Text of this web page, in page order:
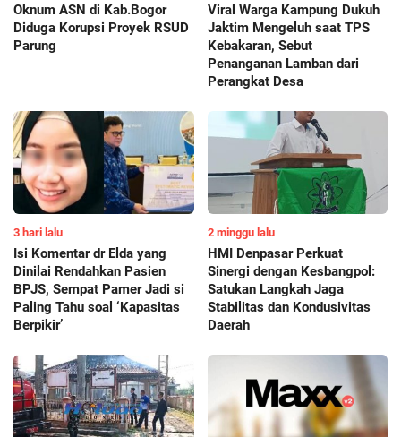
Oknum ASN di Kab.Bogor
Diduga Korupsi Proyek RSUD
Parung
Viral Warga Kampung Dukuh
Jaktim Mengeluh saat TPS
Kebakaran, Sebut
Penanganan Lamban dari
Perangkat Desa
3 hari lalu
Isi Komentar dr Elda yang
Dinilai Rendahkan Pasien
BPJS, Sempat Pamer Jadi si
Paling Tahu soal ‘Kapasitas
Berpikir’
2 minggu lalu
HMI Denpasar Perkuat
Sinergi dengan Kesbangpol:
Satukan Langkah Jaga
Stabilitas dan Kondusivitas
Daerah